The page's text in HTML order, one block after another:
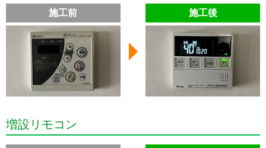
施工前 施工後
増設リモコン